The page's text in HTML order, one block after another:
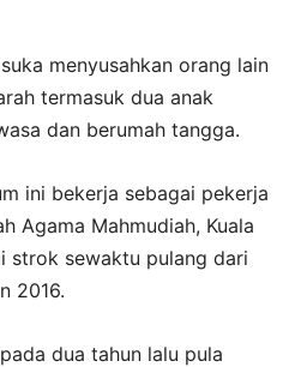
menyusahkan orang lain
termasuk dua anak
dan berumah tangga.
ini bekerja sebagai pekerja
Agama Mahmudiah, Kuala
strok sewaktu pulang dari
2016.
dua tahun lalu pula